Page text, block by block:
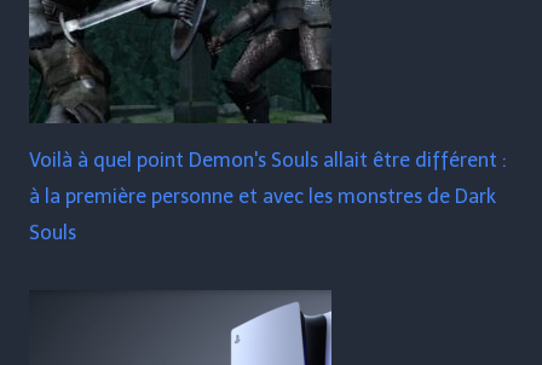
Voilà à quel point Demon's Souls allait être différent :
à la première personne et avec les monstres de Dark
Souls